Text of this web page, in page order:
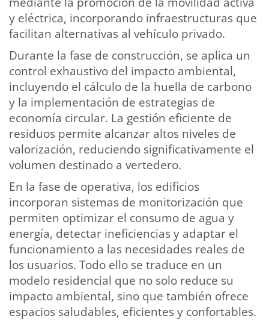
y eléctrica, incorporando infraestructuras que
facilitan alternativas al vehículo privado.
Durante la fase de construcción, se aplica un
control exhaustivo del impacto ambiental,
incluyendo el cálculo de la huella de carbono
y la implementación de estrategias de
economía circular. La gestión eficiente de
residuos permite alcanzar altos niveles de
valorización, reduciendo significativamente el
volumen destinado a vertedero.
En la fase de operativa, los edificios
incorporan sistemas de monitorización que
permiten optimizar el consumo de agua y
energía, detectar ineficiencias y adaptar el
funcionamiento a las necesidades reales de
los usuarios. Todo ello se traduce en un
modelo residencial que no solo reduce su
impacto ambiental, sino que también ofrece
espacios saludables, eficientes y confortables.